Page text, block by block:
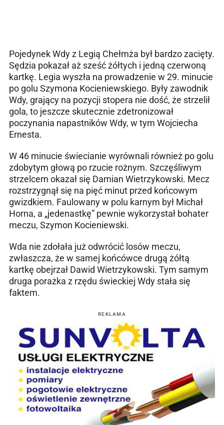
Pojedynek Wdy z Legią Chełmża był bardzo zacięty.
Sędzia pokazał aż sześć żółtych i jedną czerwoną
kartkę. Legia wyszła na prowadzenie w 29. minucie
po golu Szymona Kocieniewskiego. Były zawodnik
Wdy, grający na pozycji stopera nie dość, że strzelił
gola, to jeszcze skutecznie zdetronizował
poczynania napastników Wdy, w tym Wojciecha
Ernesta.
W 46 minucie świecianie wyrównali również po golu
zdobytym głową po rzucie rożnym. Szczęśliwym
strzelcem okazał się Damian Wietrzykowski. Mecz
rozstrzygnął się na pięć minut przed końcowym
gwizdkiem. Faulowany w polu karnym był Michał
Horna, a „jedenastkę” pewnie wykorzystał bohater
meczu, Szymon Kocieniewski.
Wda nie zdołała już odwrócić losów meczu,
zwłaszcza, że w samej końcówce drugą żółtą
kartkę obejrzał Dawid Wietrzykowski. Tym samym
druga porażka z rzędu świeckiej Wdy stała się
faktem.
REKLAMA